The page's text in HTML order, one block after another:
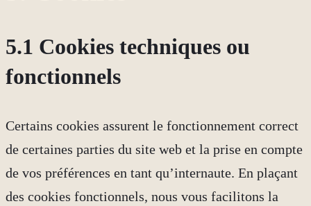
5.1 Cookies techniques ou
fonctionnels
Certains cookies assurent le fonctionnement correct
de certaines parties du site web et la prise en compte
de vos préférences en tant qu’internaute. En plaçant
des cookies fonctionnels, nous vous facilitons la